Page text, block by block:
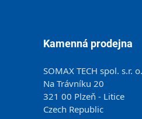
Kamenná prodejna
SOMAX TECH spol. s.r. o.
Na Trávníku 20
321 00 Plzeň - Litice
Czech Republic